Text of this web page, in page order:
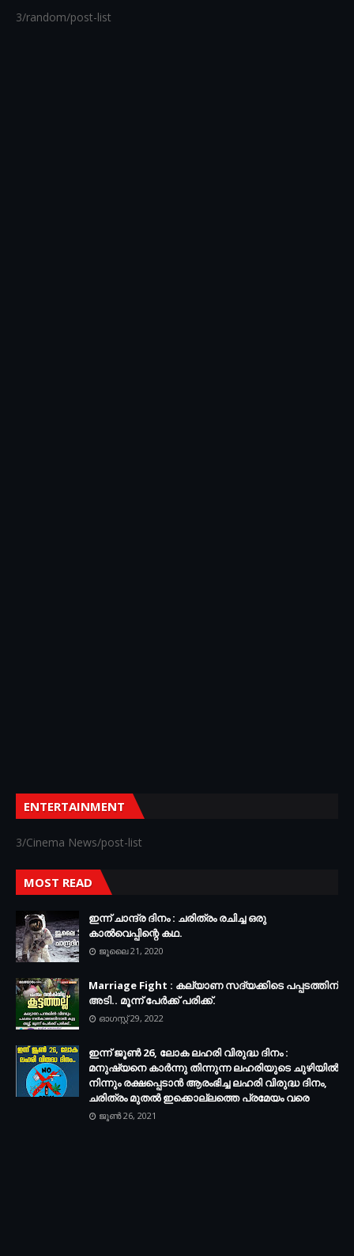
3/random/post-list
ENTERTAINMENT
3/Cinema News/post-list
MOST READ
ഇന്ന് ചാന്ദ്ര ദിനം : ചരിത്രം രചിച്ച ഒരു
കാൽവെപ്പിന്റെ കഥ.
ജൂലൈ 21, 2020
Marriage Fight : കല്യാണ സദ്യക്കിടെ പപ്പടത്തിന്
അടി.. മൂന്ന് പേർക്ക് പരിക്ക്.
ഓഗസ്റ്റ് 29, 2022
ഇന്ന് ജൂൺ 26, ലോക ലഹരി വിരുദ്ധ ദിനം :
മനുഷ്യനെ കാർന്നു തിന്നുന്ന ലഹരിയുടെ ചുഴിയിൽ
നിന്നും രക്ഷപ്പെടാൻ ആരംഭിച്ച ലഹരി വിരുദ്ധ ദിനം,
ചരിത്രം മുതൽ ഇക്കൊല്ലത്തെ പ്രമേയം വരെ
ജൂൺ 26, 2021